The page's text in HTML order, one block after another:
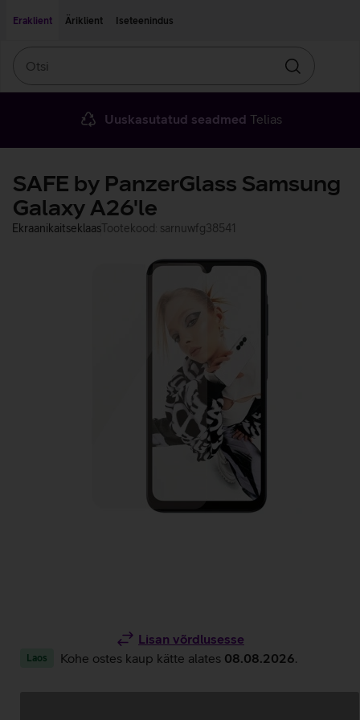
Eraklient
Äriklient Iseteenindus
Otsin
Uuskasutatud seadmed Telias
SAFE by PanzerGlass Samsung
Galaxy A26'le
EkraanikaitseklaasTootekood: sarnuwfg38541
Lisan võrdlusesse
Laos Kohe ostes kaup kätte alates 08.08.2026